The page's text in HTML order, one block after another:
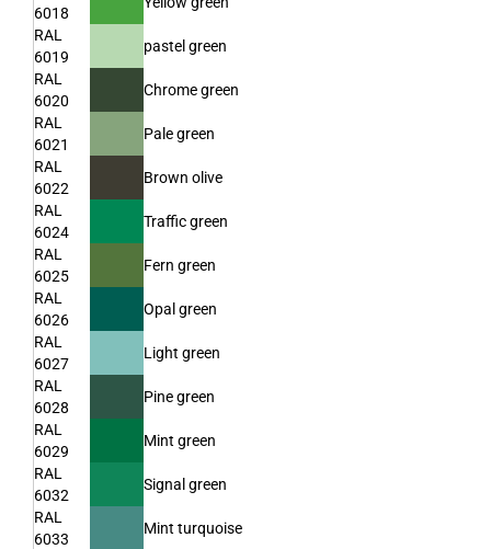
6018
RAL
6019
pastel green
RAL
6020
Chrome green
RAL
6021
Pale green
RAL
6022
Brown olive
RAL
6024
Traffic green
RAL
6025
Fern green
RAL
6026
Opal green
RAL
6027
Light green
RAL
6028
Pine green
RAL
6029
Mint green
RAL
6032
Signal green
RAL
6033
Mint turquoise